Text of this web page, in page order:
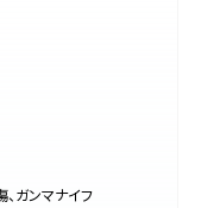
ガンマナイフ